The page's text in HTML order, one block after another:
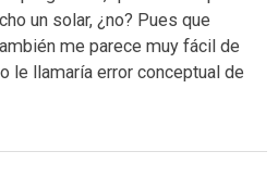
un solar, ¿no? Pues que
me parece muy fácil de
le llamaría error conceptual de